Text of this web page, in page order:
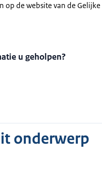
op de website van de
u geholpen?
onderwerp